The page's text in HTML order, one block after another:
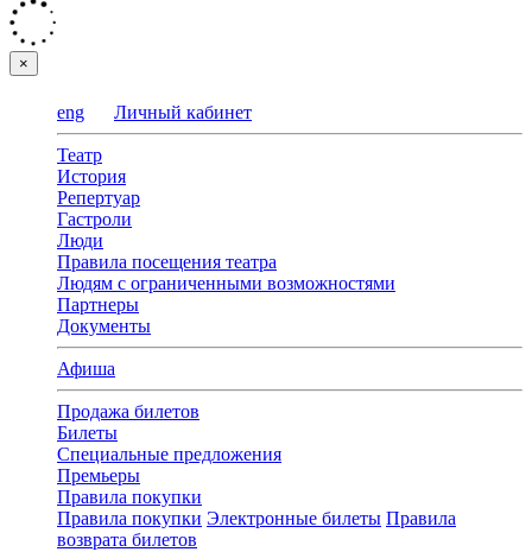
×
eng Личный кабинет
Театр
История
Репертуар
Гастроли
Люди
Правила посещения театра
Людям с ограниченными возможностями
Партнеры
Документы
Афиша
Продажа билетов
Билеты
Специальные предложения
Премьеры
Правила покупки
Правила покупки Электронные билеты Правила
возврата билетов